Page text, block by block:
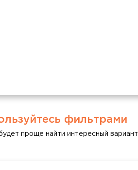
фильтрами
проще найти интересный вариант.